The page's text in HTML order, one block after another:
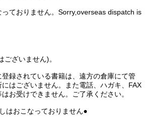
ておりません。Sorry,overseas dispatch is
ざいません)。
登録されている書籍は、遠方の倉庫にて管
はございません。また電話、ハガキ、FAX
お受けできません。ご了承ください。
はおこなっておりません●